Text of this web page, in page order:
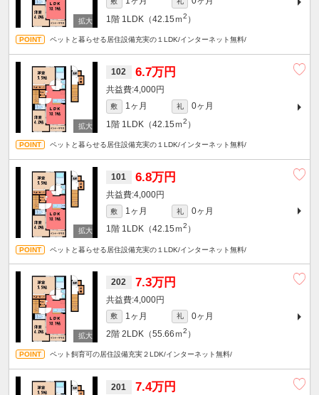
1階 1LDK（42.15ｍ2 ）
ペットと暮らせる居住設備充実の１LDK/インターネット無料/
102 6.7万円
4,000円
敷 1ヶ月 礼
0ヶ月
1階 1LDK（42.15ｍ2 ）
ペットと暮らせる居住設備充実の１LDK/インターネット無料/
101 6.8万円
4,000円
敷 1ヶ月 礼
0ヶ月
1階 1LDK（42.15ｍ2 ）
ペットと暮らせる居住設備充実の１LDK/インターネット無料/
202 7.3万円
4,000円
敷 1ヶ月 礼
0ヶ月
2階 2LDK（55.66ｍ2 ）
ペット飼育可の居住設備充実２LDK/インターネット無料/
201 7.4万円